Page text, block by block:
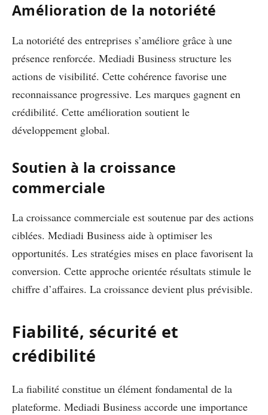
Amélioration de la notoriété
La notoriété des entreprises s’améliore grâce à une
présence renforcée. Mediadi Business structure les
actions de visibilité. Cette cohérence favorise une
reconnaissance progressive. Les marques gagnent en
crédibilité. Cette amélioration soutient le
développement global.
Soutien à la croissance
commerciale
La croissance commerciale est soutenue par des actions
ciblées. Mediadi Business aide à optimiser les
opportunités. Les stratégies mises en place favorisent la
conversion. Cette approche orientée résultats stimule le
chiffre d’affaires. La croissance devient plus prévisible.
Fiabilité, sécurité et
crédibilité
La fiabilité constitue un élément fondamental de la
plateforme. Mediadi Business accorde une importance